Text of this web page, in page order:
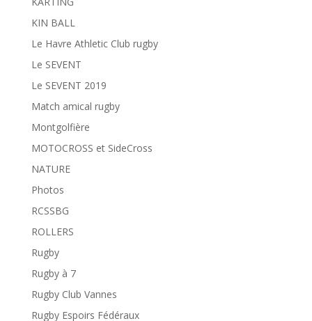
KIN BALL
Le Havre Athletic Club rugby
Le SEVENT
Le SEVENT 2019
Match amical rugby
Montgolfière
MOTOCROSS et SideCross
NATURE
Photos
RCSSBG
ROLLERS
Rugby
Rugby à 7
Rugby Club Vannes
Rugby Espoirs Fédéraux